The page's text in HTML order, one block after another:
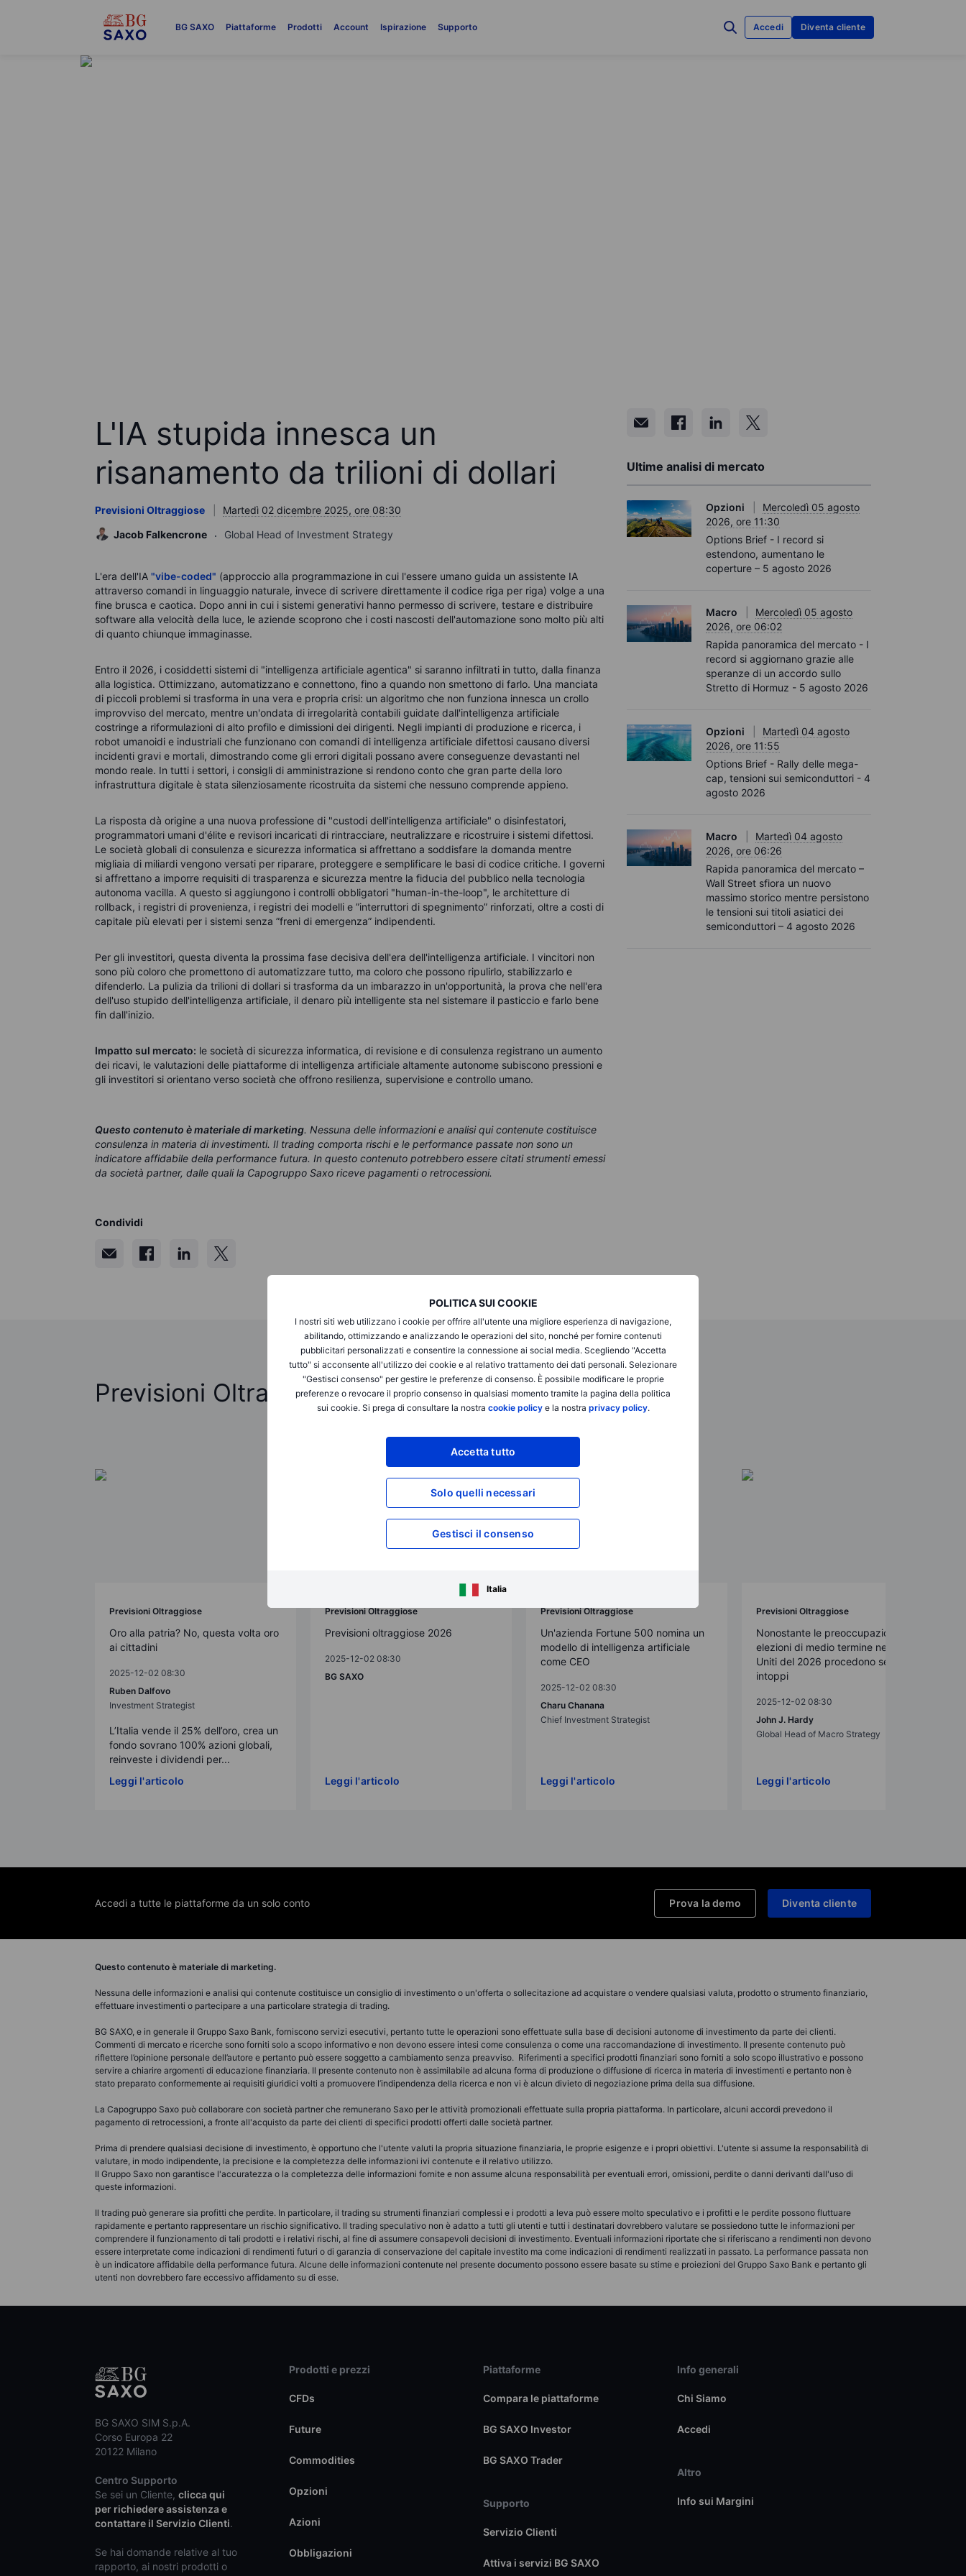
BG SAXO Piattaforme Prodotti Account Ispirazione Supporto Accedi Diventa cliente
POLITICA SUI COOKIE
I nostri siti web utilizzano i cookie per offrire all'utente una migliore esperienza di navigazione,
abilitando, ottimizzando e analizzando le operazioni del sito, nonché per fornire contenuti
pubblicitari personalizzati e consentire la connessione ai social media. Scegliendo "Accetta
tutto" si acconsente all'utilizzo dei cookie e al relativo trattamento dei dati personali. Selezionare
"Gestisci consenso" per gestire le preferenze di consenso. È possibile modificare le proprie
preferenze o revocare il proprio consenso in qualsiasi momento tramite la pagina della politica
sui cookie. Si prega di consultare la nostra cookie policye la nostra privacy policy.
Accetta tutto
Solo quelli necessari
Gestisci il consenso
Italia
L'IA stupida innesca un
risanamento da trilioni di dollari
Previsioni Oltraggiose
Martedì 02 dicembre 2025, ore 08:30
Jacob Falkencrone
Global Head of Investment Strategy
L'era dell'IA "vibe-coded" (approccio alla programmazione in cui l'essere umano guida un assistente IA
attraverso comandi in linguaggio naturale, invece di scrivere direttamente il codice riga per riga) volge a una
fine brusca e caotica. Dopo anni in cui i sistemi generativi hanno permesso di scrivere, testare e distribuire
software alla velocità della luce, le aziende scoprono che i costi nascosti dell'automazione sono molto più alti
di quanto chiunque immaginasse.
Entro il 2026, i cosiddetti sistemi di "intelligenza artificiale agentica" si saranno infiltrati in tutto, dalla finanza
alla logistica. Ottimizzano, automatizzano e connettono, fino a quando non smettono di farlo. Una manciata
di piccoli problemi si trasforma in una vera e propria crisi: un algoritmo che non funziona innesca un crollo
improvviso del mercato, mentre un'ondata di irregolarità contabili guidate dall'intelligenza artificiale
costringe a riformulazioni di alto profilo e dimissioni dei dirigenti. Negli impianti di produzione e ricerca, i
robot umanoidi e industriali che funzionano con comandi di intelligenza artificiale difettosi causano diversi
incidenti gravi e mortali, dimostrando come gli errori digitali possano avere conseguenze devastanti nel
mondo reale. In tutti i settori, i consigli di amministrazione si rendono conto che gran parte della loro
infrastruttura digitale è stata silenziosamente ricostruita da sistemi che nessuno comprende appieno.
La risposta dà origine a una nuova professione di "custodi dell'intelligenza artificiale" o disinfestatori,
programmatori umani d'élite e revisori incaricati di rintracciare, neutralizzare e ricostruire i sistemi difettosi.
Le società globali di consulenza e sicurezza informatica si affrettano a soddisfare la domanda mentre
migliaia di miliardi vengono versati per riparare, proteggere e semplificare le basi di codice critiche. I governi
si affrettano a imporre requisiti di trasparenza e sicurezza mentre la fiducia del pubblico nella tecnologia
autonoma vacilla. A questo si aggiungono i controlli obbligatori "human-in-the-loop", le architetture di
rollback, i registri di provenienza, i registri dei modelli e ”interruttori di spegnimento” rinforzati, oltre a costi di
capitale più elevati per i sistemi senza ”freni di emergenza” indipendenti.
Per gli investitori, questa diventa la prossima fase decisiva dell'era dell'intelligenza artificiale. I vincitori non
sono più coloro che promettono di automatizzare tutto, ma coloro che possono ripulirlo, stabilizzarlo e
difenderlo. La pulizia da trilioni di dollari si trasforma da un imbarazzo in un'opportunità, la prova che nell'era
dell'uso stupido dell'intelligenza artificiale, il denaro più intelligente sta nel sistemare il pasticcio e farlo bene
fin dall'inizio.
Impatto sul mercato: le società di sicurezza informatica, di revisione e di consulenza registrano un aumento
dei ricavi, le valutazioni delle piattaforme di intelligenza artificiale altamente autonome subiscono pressioni e
gli investitori si orientano verso società che offrono resilienza, supervisione e controllo umano.
Questo contenuto è materiale di marketing. Nessuna delle informazioni e analisi qui contenute costituisce
consulenza in materia di investimenti. Il trading comporta rischi e le performance passate non sono un
indicatore affidabile della performance futura. In questo contenuto potrebbero essere citati strumenti emessi
da società partner, dalle quali la Capogruppo Saxo riceve pagamenti o retrocessioni.
Condividi
Ultime analisi di mercato
Opzioni
Mercoledì 05 agosto
2026, ore 11:30
Options Brief - I record si
estendono, aumentano le
coperture – 5 agosto 2026
Macro
Mercoledì 05 agosto
2026, ore 06:02
Rapida panoramica del mercato - I
record si aggiornano grazie alle
speranze di un accordo sullo
Stretto di Hormuz - 5 agosto 2026
Opzioni
Martedì 04 agosto
2026, ore 11:55
Options Brief - Rally delle mega-
cap, tensioni sui semiconduttori - 4
agosto 2026
Macro
Martedì 04 agosto
2026, ore 06:26
Rapida panoramica del mercato –
Wall Street sfiora un nuovo
massimo storico mentre persistono
le tensioni sui titoli asiatici dei
semiconduttori – 4 agosto 2026
Previsioni Oltraggiose 2026
Previsioni Oltraggiose
Oro alla patria? No, questa volta oro
ai cittadini
2025-12-02 08:30
Ruben Dalfovo
Investment Strategist
L’Italia vende il 25% dell’oro, crea un
fondo sovrano 100% azioni globali,
reinveste i dividendi per...
Leggi l'articolo
Previsioni Oltraggiose
Previsioni oltraggiose 2026
2025-12-02 08:30
BG SAXO
Leggi l'articolo
Previsioni Oltraggiose
Un'azienda Fortune 500 nomina un
modello di intelligenza artificiale
come CEO
2025-12-02 08:30
Charu Chanana
Chief Investment Strategist
Leggi l'articolo
Previsioni Oltraggiose
Nonostante le preoccupazioni, le
elezioni di medio termine negli Stati
Uniti del 2026 procedono senza
intoppi
2025-12-02 08:30
John J. Hardy
Global Head of Macro Strategy
Leggi l'articolo
Accedi a tutte le piattaforme da un solo conto Prova la demo Diventa cliente
Questo contenuto è materiale di marketing.
Nessuna delle informazioni e analisi qui contenute costituisce un consiglio di investimento o un'offerta o sollecitazione ad acquistare o vendere qualsiasi valuta, prodotto o strumento finanziario,
effettuare investimenti o partecipare a una particolare strategia di trading.
BG SAXO, e in generale il Gruppo Saxo Bank, forniscono servizi esecutivi, pertanto tutte le operazioni sono effettuate sulla base di decisioni autonome di investimento da parte dei clienti.
Commenti di mercato e ricerche sono forniti solo a scopo informativo e non devono essere intesi come consulenza o come una raccomandazione di investimento. Il presente contenuto può
riflettere l’opinione personale dell’autore e pertanto può essere soggetto a cambiamento senza preavviso. Riferimenti a specifici prodotti finanziari sono forniti a solo scopo illustrativo e possono
servire a chiarire argomenti di educazione finanziaria. Il presente contenuto non è assimilabile ad alcuna forma di produzione o diffusione di ricerca in materia di investimenti e pertanto non è
stato preparato conformemente ai requisiti giuridici volti a promuovere l’indipendenza della ricerca e non vi è alcun divieto di negoziazione prima della sua diffusione.
La Capogruppo Saxo può collaborare con società partner che remunerano Saxo per le attività promozionali effettuate sulla propria piattaforma. In particolare, alcuni accordi prevedono il
pagamento di retrocessioni, a fronte all'acquisto da parte dei clienti di specifici prodotti offerti dalle società partner.
Prima di prendere qualsiasi decisione di investimento, è opportuno che l'utente valuti la propria situazione finanziaria, le proprie esigenze e i propri obiettivi. L'utente si assume la responsabilità di
valutare, in modo indipendente, la precisione e la completezza delle informazioni ivi contenute e il relativo utilizzo.
Il Gruppo Saxo non garantisce l'accuratezza o la completezza delle informazioni fornite e non assume alcuna responsabilità per eventuali errori, omissioni, perdite o danni derivanti dall'uso di
queste informazioni.
Il trading può generare sia profitti che perdite. In particolare, il trading su strumenti finanziari complessi e i prodotti a leva può essere molto speculativo e i profitti e le perdite possono fluttuare
rapidamente e pertanto rappresentare un rischio significativo. Il trading speculativo non è adatto a tutti gli utenti e tutti i destinatari dovrebbero valutare se possiedono tutte le informazioni per
comprendere il funzionamento di tali prodotti e i relativi rischi, al fine di assumere consapevoli decisioni di investimento. Eventuali informazioni riportate che si riferiscano a rendimenti non devono
essere interpretate come indicazioni di rendimenti futuri o di garanzia di conservazione del capitale investito ma come indicazioni di rendimenti realizzati in passato. La performance passata non
è un indicatore affidabile della performance futura. Alcune delle informazioni contenute nel presente documento possono essere basate su stime e proiezioni del Gruppo Saxo Bank e pertanto gli
utenti non dovrebbero fare eccessivo affidamento su di esse.
BG SAXO SIM S.p.A.
Corso Europa 22
20122 Milano
Centro Supporto
Se sei un Cliente, clicca qui
per richiedere assistenza e
contattare il Servizio Clienti.
Se hai domande relative al tuo
rapporto, ai nostri prodotti o
Prodotti e prezzi
CFDs
Future
Commodities
Opzioni
Azioni
Obbligazioni
Piattaforme
Compara le piattaforme
BG SAXO Investor
BG SAXO Trader
Supporto
Servizio Clienti
Attiva i servizi BG SAXO
Info generali
Chi Siamo
Accedi
Altro
Info sui Margini